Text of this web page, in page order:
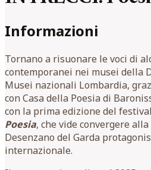
Informazioni
Tornano a risuonare le voci di
contemporanei nei musei della
Musei nazionali Lombardia,
con Casa della Poesia di
con la prima edizione del festival
Poesia, che vide convergere
Desenzano del Garda
internazionale.